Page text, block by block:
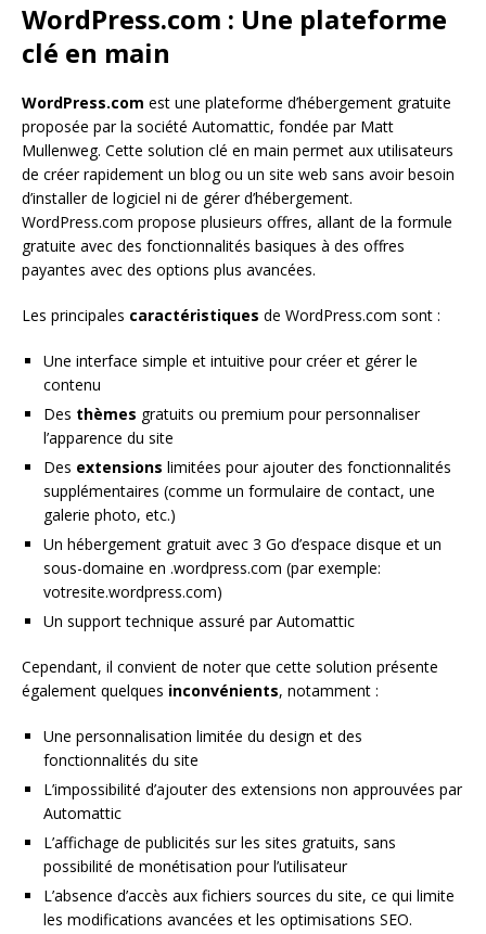
WordPress.com : Une plateforme
clé en main
WordPress.com est une plateforme d’hébergement gratuite
proposée par la société Automattic, fondée par Matt
Mullenweg. Cette solution clé en main permet aux utilisateurs
de créer rapidement un blog ou un site web sans avoir besoin
d’installer de logiciel ni de gérer d’hébergement.
WordPress.com propose plusieurs offres, allant de la formule
gratuite avec des fonctionnalités basiques à des offres
payantes avec des options plus avancées.
Les principales caractéristiques de WordPress.com sont :
Une interface simple et intuitive pour créer et gérer le
contenu
Des thèmes gratuits ou premium pour personnaliser
l’apparence du site
Des extensions limitées pour ajouter des fonctionnalités
supplémentaires (comme un formulaire de contact, une
galerie photo, etc.)
Un hébergement gratuit avec 3 Go d’espace disque et un
sous-domaine en .wordpress.com (par exemple:
votresite.wordpress.com)
Un support technique assuré par Automattic
Cependant, il convient de noter que cette solution présente
également quelques inconvénients, notamment :
Une personnalisation limitée du design et des
fonctionnalités du site
L’impossibilité d’ajouter des extensions non approuvées par
Automattic
L’affichage de publicités sur les sites gratuits, sans
possibilité de monétisation pour l’utilisateur
L’absence d’accès aux fichiers sources du site, ce qui limite
les modifications avancées et les optimisations SEO.